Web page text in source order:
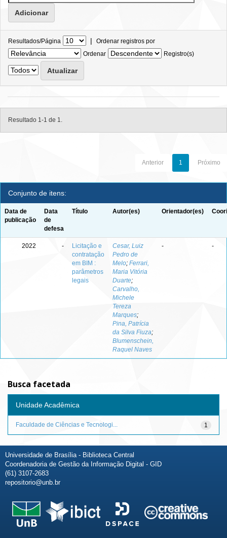
Resultados/Página | Ordenar registros por
Ordenar
Registro(s)
Resultado 1-1 de 1.
Anterior 1 Próximo
Conjunto de itens:
Data de
publicação
Data
de
defesa
Título Autor(es) Orientador(es)
2022 -
Licitação e
contratação
em BIM :
parâmetros
legais
Cesar, Luiz
Pedro de
Melo; Ferrari,
Maria Vitória
Duarte;
Carvalho,
Michele
Tereza
Marques;
Pina, Patrícia
da Silva Fiuza;
Blumenschein,
Raquel Naves
- -
Busca facetada
Unidade Acadêmica
1
Faculdade de Ciências e Tecnologi...
Universidade de Brasília - Biblioteca Central
Coordenadoria de Gestão da Informação Digital - GID
(61) 3107-2683
repositorio@unb.br